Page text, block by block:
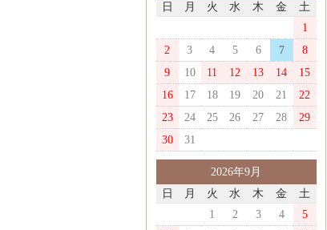
日
月 火 水 木 金
土
1
2
3 4 5 6 7
8
9
10 11 12 13 14
15
16
17 18 19 20 21
22
23
24 25 26 27 28
29
30
31
2026年9月
日
月 火 水 木 金
土
1
2 3 4
5